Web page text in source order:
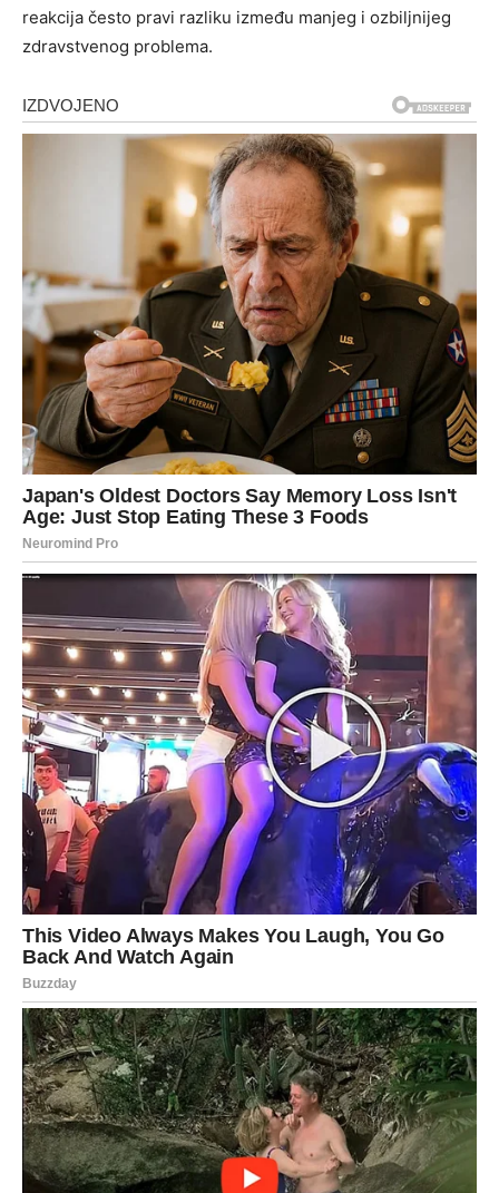
reakcija često pravi razliku između manjeg i ozbiljnijeg
zdravstvenog problema.